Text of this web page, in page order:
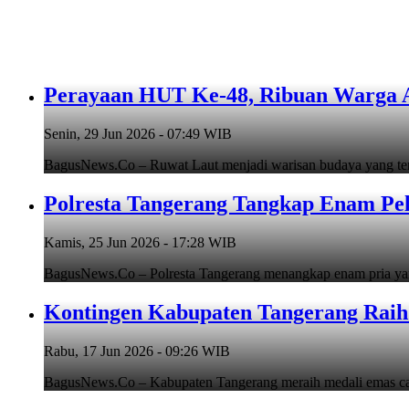
Perayaan HUT Ke-48, Ribuan
Senin, 29 Jun 2026 - 07:49 WIB
BagusNews.Co – Ruwat Laut menjadi warisan budaya yang
Polresta Tangerang Tangkap Enam
Kamis, 25 Jun 2026 - 17:28 WIB
BagusNews.Co – Polresta Tangerang menangkap enam pria
Kontingen Kabupaten Tangerang
Rabu, 17 Jun 2026 - 09:26 WIB
BagusNews.Co – Kabupaten Tangerang meraih medali